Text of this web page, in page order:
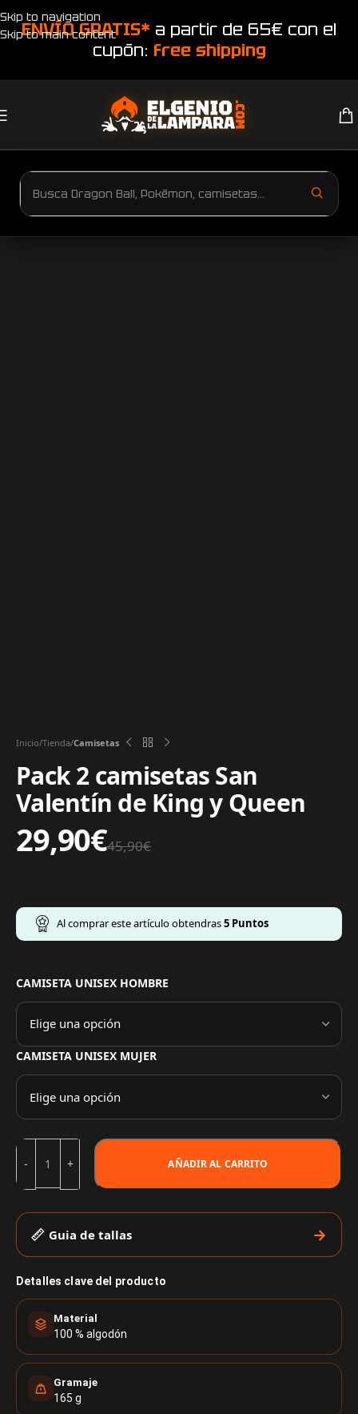
Skip to navigation
Skip to main content
ENVÍO GRATIS* a partir de 65€ con el
cupón: free shipping
Inicio Tienda Camisetas
Pack 2 camisetas San
Valentín de King y Queen
45,90€
29,90€
Al comprar este artículo obtendras5 Puntos
CAMISETA UNISEX HOMBRE
CAMISETA UNISEX MUJER
AÑADIR AL CARRITO
Guia de tallas
Detalles clave del producto
Material
100 % algodón
Gramaje
165 g